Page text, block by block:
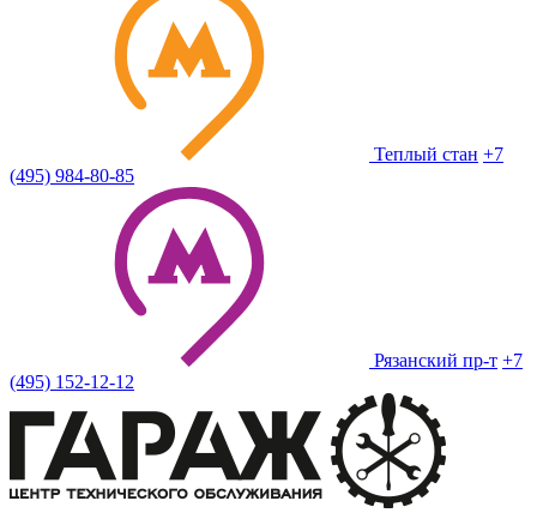
Теплый стан +7
(495) 984-80-85
Рязанский пр-т +7
(495) 152-12-12